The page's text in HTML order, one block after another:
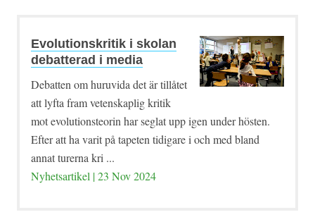
Evolutionskritik i skolan
debatterad i media
Debatten om huruvida det är tillåtet
att lyfta fram vetenskaplig kritik
mot evolutionsteorin har seglat upp igen under hösten.
Efter att ha varit på tapeten tidigare i och med bland
annat turerna kri ...
Nyhetsartikel | 23 Nov 2024